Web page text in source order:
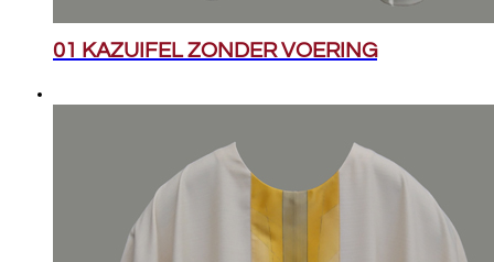
01 KAZUIFEL ZONDER VOERING